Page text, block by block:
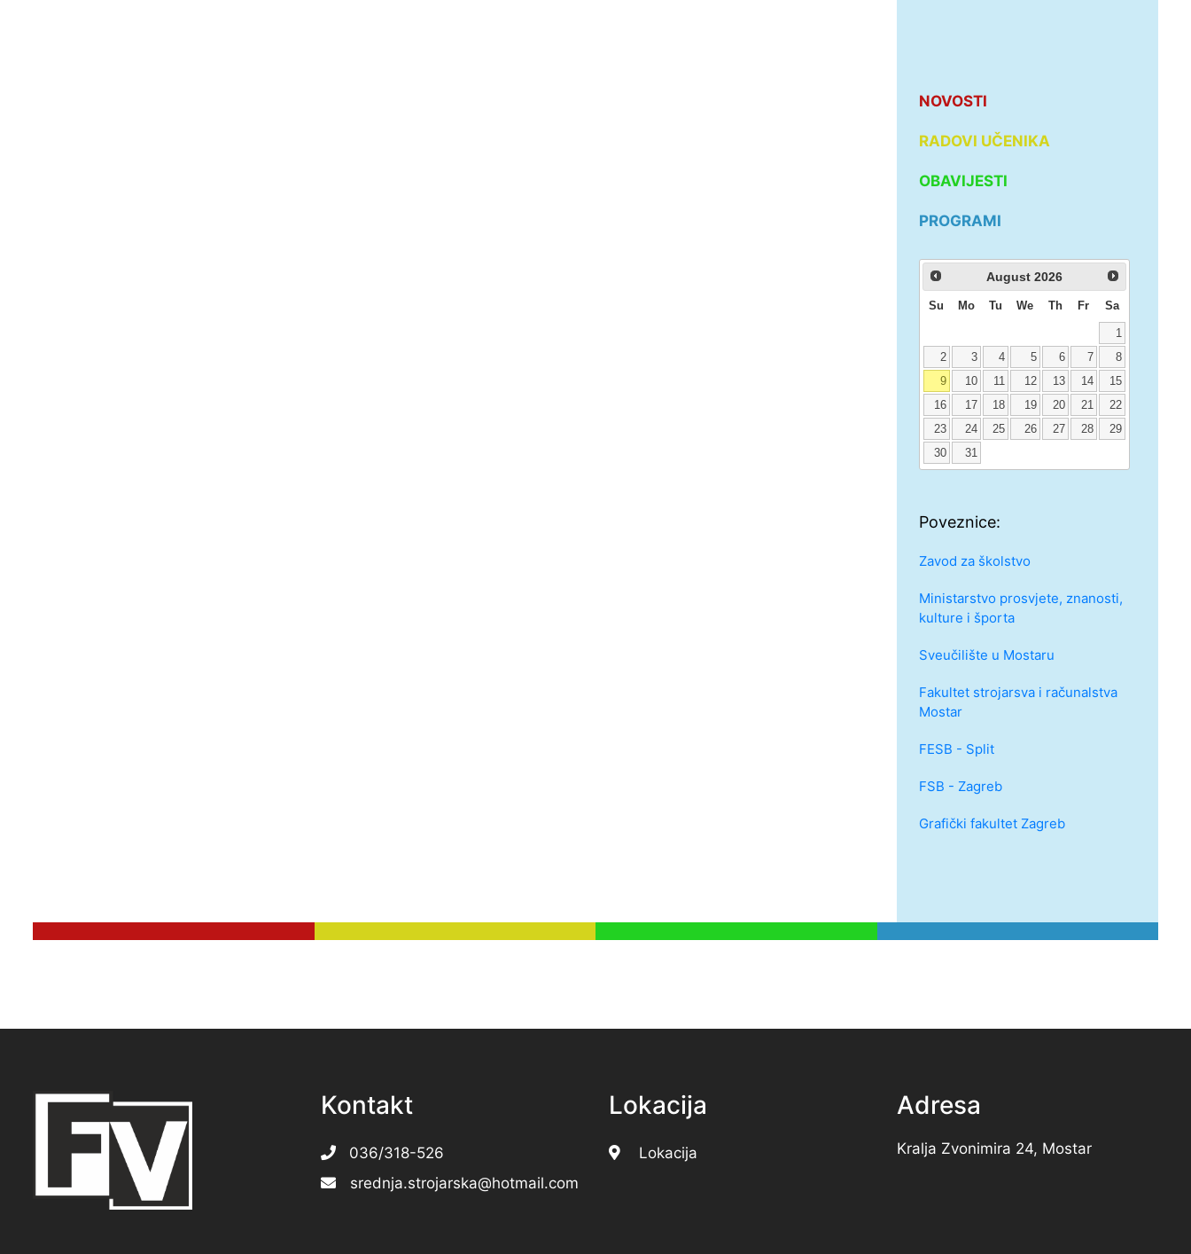
NOVOSTI
RADOVI UČENIKA
OBAVIJESTI
PROGRAMI
August 2026
Su Mo Tu We Th Fr Sa
1
2
3 4 5 6 7
8
9
10 11 12 13 14
15
16
17 18 19 20 21
22
23
24 25 26 27 28
29
30
31
Poveznice:
Zavod za školstvo
Ministarstvo prosvjete, znanosti,
kulture i športa
Sveučilište u Mostaru
Fakultet strojarsva i računalstva
Mostar
FESB - Split
FSB - Zagreb
Grafički fakultet Zagreb
Kontakt
036/318-526
srednja.strojarska@hotmail.com
Lokacija
Lokacija
Adresa
Kralja Zvonimira 24, Mostar